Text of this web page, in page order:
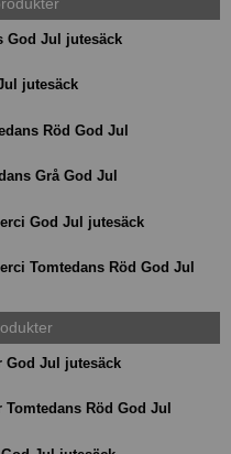
God Jul jutesäck
jutesäck
Röd God Jul
Grå God Jul
God Jul jutesäck
Tomtedans Röd God Jul
God Jul jutesäck
Röd God Jul